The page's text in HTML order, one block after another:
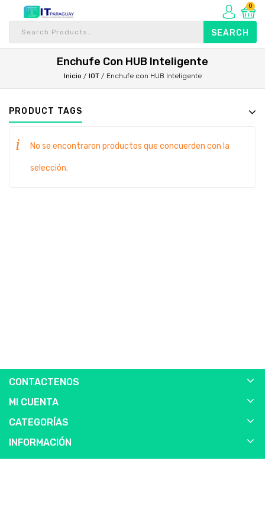
0
Enchufe Con HUB Inteligente
Inicio / IOT/ Enchufe con HUB Inteligente
PRODUCT TAGS
No se encontraron productos que concuerden con la
selección.
CONTACTENOS
MI CUENTA
CATEGORÍAS
INFORMACIÓN